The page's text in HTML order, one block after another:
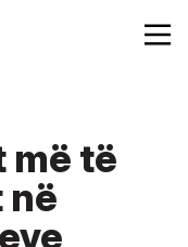
më të
në